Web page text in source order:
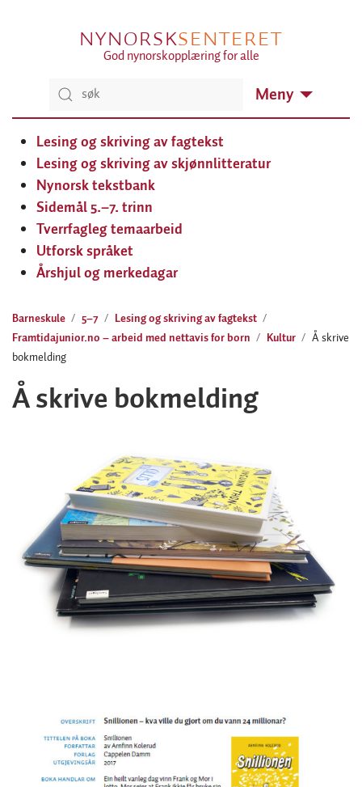
NYNORSKSENTERET
God nynorskopplæring for alle
Meny
Lesing og skriving av fagtekst
Lesing og skriving av skjønnlitteratur
Nynorsk tekstbank
Sidemål 5.–7. trinn
Tverrfagleg temaarbeid
Utforsk språket
Årshjul og merkedagar
Barneskule 5–7
Lesing og skriving av fagtekst
Framtidajunior.no – arbeid med nettavis for born
Kultur
​Å skrive
bokmelding
​Å skrive bokmelding